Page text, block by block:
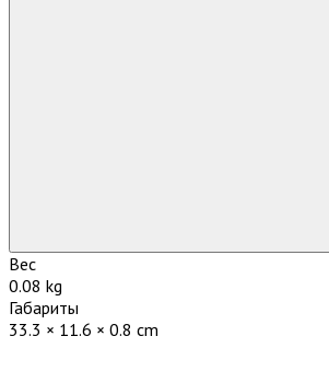
Вес
0.08 kg
Габариты
33.3 × 11.6 × 0.8 cm